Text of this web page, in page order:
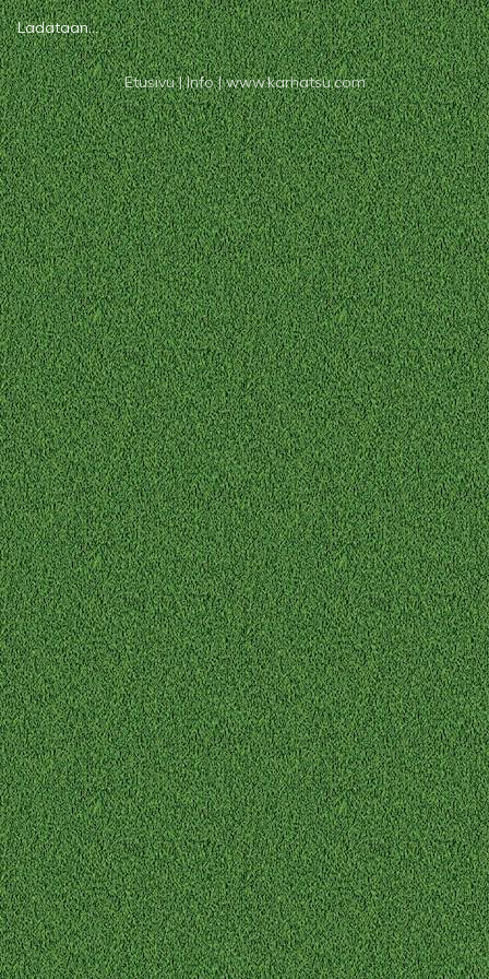
Ladataan...
Etusivu|Info|www.karhatsu.com